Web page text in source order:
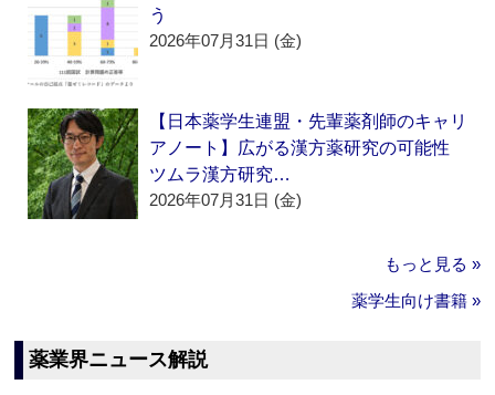
う
2026年07月31日 (金)
【日本薬学生連盟・先輩薬剤師のキャリ
アノート】広がる漢方薬研究の可能性
ツムラ漢方研究…
2026年07月31日 (金)
もっと見る »
薬学生向け書籍 »
薬業界ニュース解説